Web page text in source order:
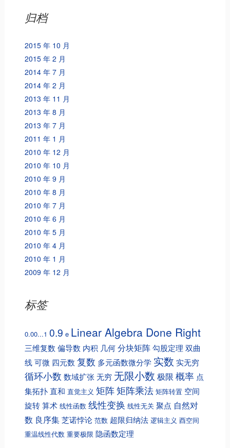
归档
2015 年 10 月
2015 年 2 月
2014 年 7 月
2014 年 2 月
2013 年 11 月
2013 年 8 月
2013 年 7 月
2011 年 1 月
2010 年 12 月
2010 年 10 月
2010 年 9 月
2010 年 8 月
2010 年 7 月
2010 年 6 月
2010 年 5 月
2010 年 4 月
2010 年 1 月
2009 年 12 月
标签
0.00...1 0.9 e Linear Algebra Done Right
三维复数 偏导数 内积 几何分块矩阵勾股定理 双曲
线可微 四元数 复数 多元函数微分学 实数 实无穷
循环小数 数域扩张无穷 无限小数 极限 概率 点
集拓扑直和 直觉主义 矩阵矩阵乘法 矩阵转置 空间
旋转算术 线性函数 线性变换 线性无关 聚点 自然对
数 良序集芝诺悖论 范数 超限归纳法 逻辑主义 酉空间
重温线性代数 重要极限 隐函数定理